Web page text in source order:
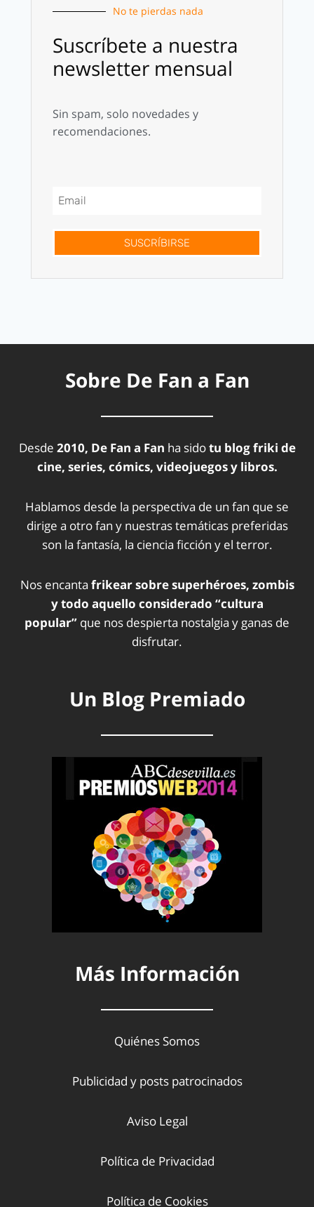
No te pierdas nada
Suscríbete a nuestra
newsletter mensual
Sin spam, solo novedades y
recomendaciones.
SUSCRÍBIRSE
Sobre De Fan a Fan
Desde 2010, De Fan a Fan ha sidotu blog friki de
cine, series, cómics, videojuegos y libros.
Hablamos desde la perspectiva de un fan que se
dirige a otro fan y nuestras temáticas preferidas
son la fantasía, la ciencia ficción y el terror.
Nos encanta frikear sobre superhéroes, zombis
y todo aquello considerado “cultura
popular” que nos despierta nostalgia y ganas de
disfrutar.
Un Blog Premiado
Más Información
Quiénes Somos
Publicidad y posts patrocinados
Aviso Legal
Política de Privacidad
Política de Cookies